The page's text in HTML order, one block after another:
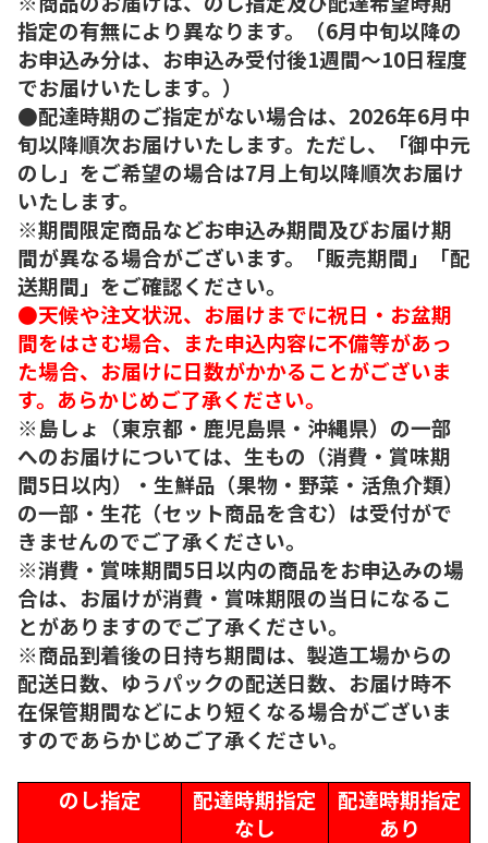
指定の有無により異なります。（6月中旬以降の
お申込み分は、お申込み受付後1週間～10日程度
でお届けいたします。）
●配達時期のご指定がない場合は、2026年6月中
旬以降順次お届けいたします。ただし、「御中元
のし」をご希望の場合は7月上旬以降順次お届け
いたします。
※期間限定商品などお申込み期間及びお届け期
間が異なる場合がございます。「販売期間」「配
送期間」をご確認ください。
●天候や注文状況、お届けまでに祝日・お盆期
間をはさむ場合、また申込内容に不備等があっ
た場合、お届けに日数がかかることがございま
す。あらかじめご了承ください。
※島しょ（東京都・鹿児島県・沖縄県）の一部
へのお届けについては、生もの（消費・賞味期
間5日以内）・生鮮品（果物・野菜・活魚介類）
の一部・生花（セット商品を含む）は受付がで
きませんのでご了承ください。
※消費・賞味期間5日以内の商品をお申込みの場
合は、お届けが消費・賞味期限の当日になるこ
とがありますのでご了承ください。
※商品到着後の日持ち期間は、製造工場からの
配送日数、ゆうパックの配送日数、お届け時不
在保管期間などにより短くなる場合がございま
すのであらかじめご了承ください。
のし指定
配達時期指定
なし
配達時期指定
あり